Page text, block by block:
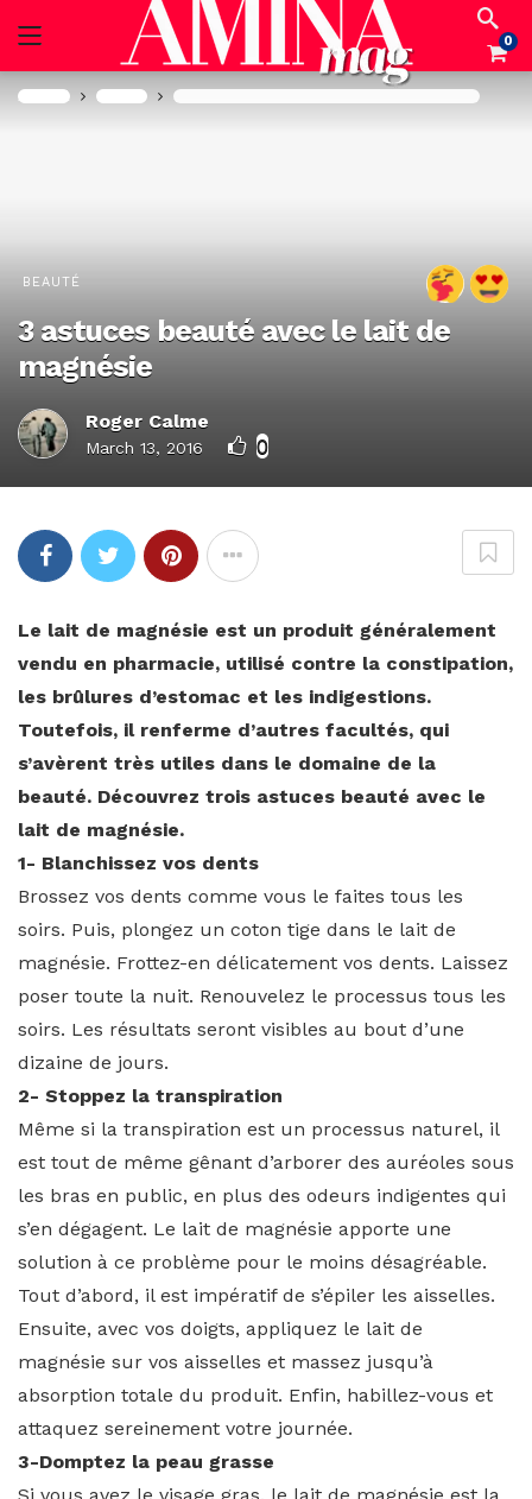
0
Accueil Beauté 3 astuces beauté avec le lait de magnésie
BEAUTÉ
3 astuces beauté avec le lait de
magnésie
Roger Calme
March 13, 2016 0
Le lait de magnésie est un produit généralement
vendu en pharmacie, utilisé contre la constipation,
les brûlures d’estomac et les indigestions.
Toutefois, il renferme d’autres facultés, qui
s’avèrent très utiles dans le domaine de la
beauté. Découvrez trois astuces beauté avec le
lait de magnésie.
1- Blanchissez vos dents
Brossez vos dents comme vous le faites tous les
soirs. Puis, plongez un coton tige dans le lait de
magnésie. Frottez-en délicatement vos dents. Laissez
poser toute la nuit. Renouvelez le processus tous les
soirs. Les résultats seront visibles au bout d’une
dizaine de jours.
2- Stoppez la transpiration
Même si la transpiration est un processus naturel, il
est tout de même gênant d’arborer des auréoles sous
les bras en public, en plus des odeurs indigentes qui
s’en dégagent. Le lait de magnésie apporte une
solution à ce problème pour le moins désagréable.
Tout d’abord, il est impératif de s’épiler les aisselles.
Ensuite, avec vos doigts, appliquez le lait de
magnésie sur vos aisselles et massez jusqu’à
absorption totale du produit. Enfin, habillez-vous et
attaquez sereinement votre journée.
3-Domptez la peau grasse